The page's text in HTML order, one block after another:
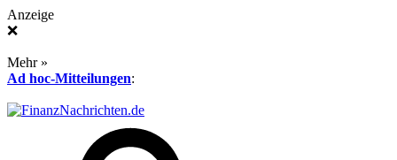
Anzeige
❌
Mehr »
Ad hoc-Mitteilungen: